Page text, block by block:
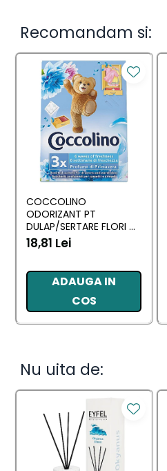
Recomandam si:
COCCOLINO
ODORIZANT PT
DULAP/SERTARE FLORI DI
PRIMAVERA 3 BUC
18,81 Lei
ADAUGA IN
COS
Nu uita de: